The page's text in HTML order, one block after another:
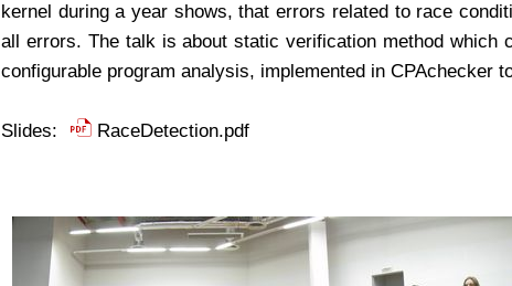
kernel during a year shows, that errors related to race
all errors. The talk is about static verification method which
configurable program analysis, implemented in CPAchecker
Slides: RaceDetection.pdf